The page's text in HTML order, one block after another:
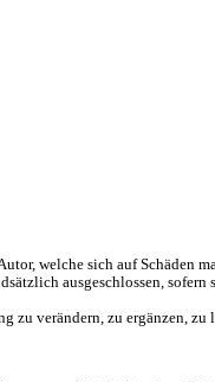
welche sich auf Schäden
ausgeschlossen, sofern
zu verändern, zu ergänzen,